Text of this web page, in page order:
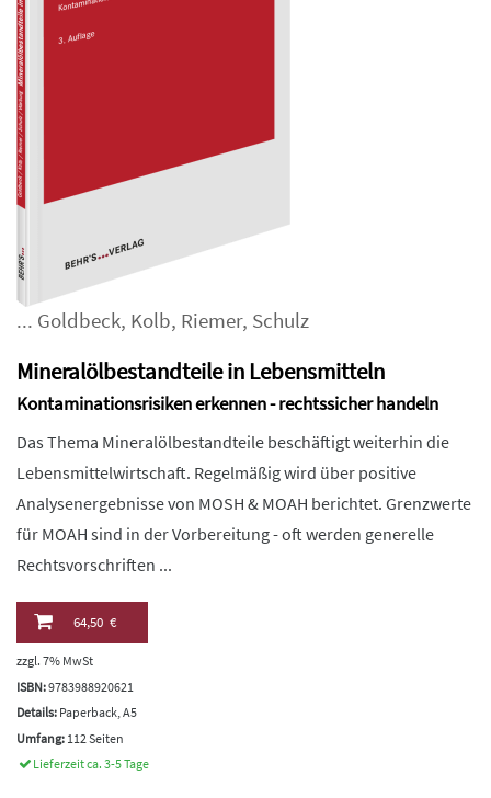
... Goldbeck, Kolb, Riemer, Schulz
Mineralölbestandteile in Lebensmitteln
Kontaminationsrisiken erkennen - rechtssicher handeln
Das Thema Mineralölbestandteile beschäftigt weiterhin die
Lebensmittelwirtschaft. Regelmäßig wird über positive
Analysenergebnisse von MOSH & MOAH berichtet. Grenzwerte
für MOAH sind in der Vorbereitung - oft werden generelle
Rechtsvorschriften ...
64,50 €
zzgl. 7% MwSt
ISBN:9783988920621
Details: Paperback, A5
Umfang: 112 Seiten
Lieferzeit ca. 3-5 Tage